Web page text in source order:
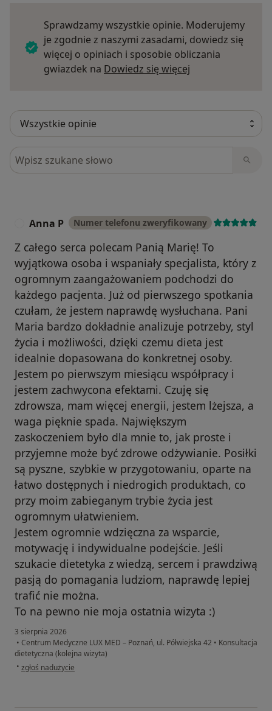
Sprawdzamy wszystkie opinie. Moderujemy
je zgodnie z naszymi zasadami, dowiedz się
więcej o opiniach i sposobie obliczania
gwiazdek na Dowiedz się więcej
Szukaj w opiniach
Anna P Numer telefonu zweryfikowany
Z całego serca polecam Panią Marię! To
wyjątkowa osoba i wspaniały specjalista, który z
ogromnym zaangażowaniem podchodzi do
każdego pacjenta. Już od pierwszego spotkania
czułam, że jestem naprawdę wysłuchana. Pani
Maria bardzo dokładnie analizuje potrzeby, styl
życia i możliwości, dzięki czemu dieta jest
idealnie dopasowana do konkretnej osoby.
Jestem po pierwszym miesiącu współpracy i
jestem zachwycona efektami. Czuję się
zdrowsza, mam więcej energii, jestem lżejsza, a
waga pięknie spada. Największym
zaskoczeniem było dla mnie to, jak proste i
przyjemne może być zdrowe odżywianie. Posiłki
są pyszne, szybkie w przygotowaniu, oparte na
łatwo dostępnych i niedrogich produktach, co
przy moim zabieganym trybie życia jest
ogromnym ułatwieniem.
Jestem ogromnie wdzięczna za wsparcie,
motywację i indywidualne podejście. Jeśli
szukacie dietetyka z wiedzą, sercem i prawdziwą
pasją do pomagania ludziom, naprawdę lepiej
trafić nie można.
To na pewno nie moja ostatnia wizyta :)
3 sierpnia 2026
• Centrum Medyczne LUX MED – Poznań, ul. Półwiejska 42 • Konsultacja
dietetyczna (kolejna wizyta)
• w opinii użytkownika Anna P
zgłoś nadużycie